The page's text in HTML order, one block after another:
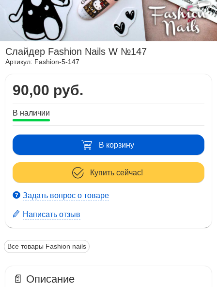
Слайдер Fashion Nails W №147
Артикул: Fashion-5-147
90,00 руб.
В наличии
В корзину
Купить сейчас!
Задать вопрос о товаре
Написать отзыв
Все товары Fashion nails
📄 Описание